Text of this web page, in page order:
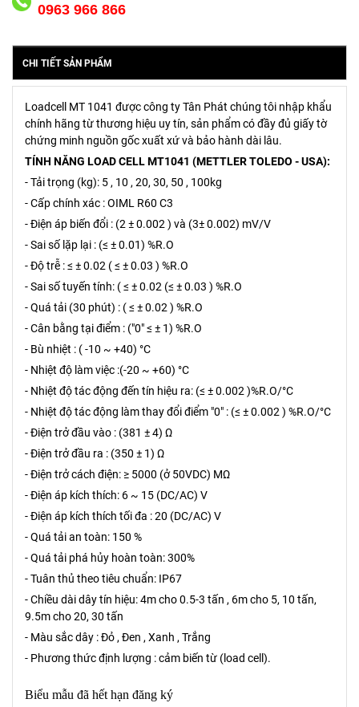
0963 966 866
CHI TIẾT SẢN PHẨM
Loadcell MT 1041 được công ty Tân Phát chúng tôi nhập khẩu
chính hãng từ thương hiệu uy tín, sản phẩm có đầy đủ giấy tờ
chứng minh nguồn gốc xuất xứ và bảo hành dài lâu.
TÍNH NĂNG LOAD CELL MT1041 (METTLER TOLEDO - USA):
- Tải trọng (kg): 5 , 10 , 20, 30, 50 , 100kg
- Cấp chính xác : OIML R60 C3
- Điện áp biến đổi : (2 ± 0.002 ) và (3± 0.002) mV/V
- Sai số lặp lại : (≤ ± 0.01) %R.O
- Độ trễ : ≤ ± 0.02 ( ≤ ± 0.03 ) %R.O
- Sai số tuyến tính: ( ≤ ± 0.02 (≤ ± 0.03 ) %R.O
- Quá tải (30 phút) : ( ≤ ± 0.02 ) %R.O
- Cân bằng tại điểm : ("0" ≤ ± 1) %R.O
- Bù nhiệt : ( -10 ~ +40) °C
- Nhiệt độ làm việc :(-20 ~ +60) °C
- Nhiệt độ tác động đến tín hiệu ra: (≤ ± 0.002 )%R.O/°C
- Nhiệt độ tác động làm thay đổi điểm "0" : (≤ ± 0.002 ) %R.O/°C
- Điện trở đầu vào : (381 ± 4) Ω
- Điện trở đầu ra : (350 ± 1) Ω
- Điện trở cách điện: ≥ 5000 (ở 50VDC) MΩ
- Điện áp kích thích: 6 ~ 15 (DC/AC) V
- Điện áp kích thích tối đa : 20 (DC/AC) V
- Quá tải an toàn: 150 %
- Quá tải phá hủy hoàn toàn: 300%
- Tuân thủ theo tiêu chuẩn: IP67
- Chiều dài dây tín hiệu: 4m cho 0.5-3 tấn , 6m cho 5, 10 tấn,
9.5m cho 20, 30 tấn
- Màu sắc dây : Đỏ , Đen , Xanh , Trắng
- Phương thức định lượng : cảm biến từ (load cell).